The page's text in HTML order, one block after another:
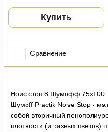
Купить
Сравнение
Нойс стоп 8 Шумофф 75х100
Шумoff Practik Noise Stop -
собой вторичный
плотности (и разных цветов)